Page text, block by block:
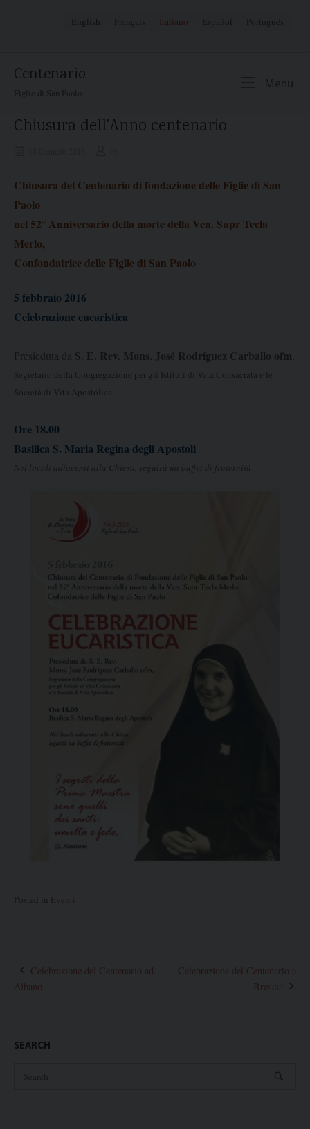
English Français Italiano Español Português
Centenario
Figlie di San Paolo
Chiusura dell’Anno centenario
Chiusura del Centenario di fondazione delle Figlie di San
Paolo
nel 52° Anniversario della morte della Ven. Supr Tecla
Merlo,
Confondatrice delle Figlie di San Paolo
5 febbraio 2016
Celebrazione eucaristica
Presieduta da S. E. Rev. Mons. José Rodríguez Carballo ofm
Segretario della Congregazione per gli Istituti di Vata Consacrata e le
Società di Vita Apostolica
Ore 18.00
Basilica S. Maria Regina degli Apostoli
Nei locali adiacenti alla Chiesa, seguirà un buffet di fraternità
Posted in Eventi
Post
Celebrazione del Centenario ad
Albano
Celebrazione del Centenario a
Brescia
SEARCH